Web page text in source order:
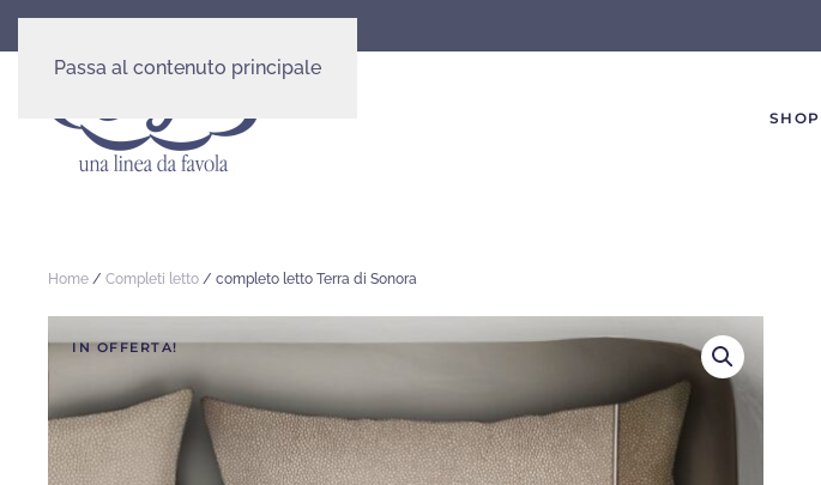
Passa al contenuto principale
SHOP
Home / Completi letto / completo letto Terra di Sonora
IN OFFERTA!